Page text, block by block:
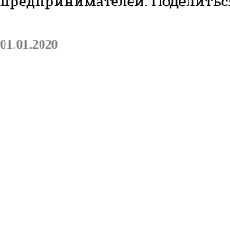
01.01.2020